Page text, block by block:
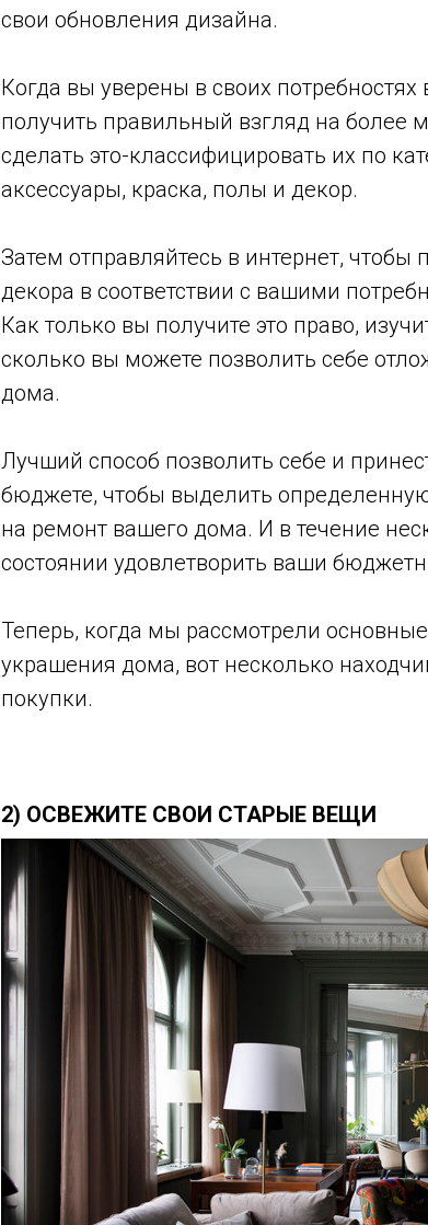
свои обновления дизайна.
Когда вы уверены в своих потребностях
получить правильный взгляд на более
сделать это-классифицировать их по
аксессуары, краска, полы и декор.
Затем отправляйтесь в интернет, чтобы
декора в соответствии с вашими
Как только вы получите это право,
сколько вы можете позволить себе
дома.
Лучший способ позволить себе и
бюджете, чтобы выделить
на ремонт вашего дома. И в течение
состоянии удовлетворить ваши
Теперь, когда мы рассмотрели
украшения дома, вот несколько
покупки.
2) ОСВЕЖИТЕ СВОИ СТАРЫЕ ВЕЩИ